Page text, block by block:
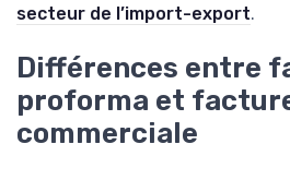
secteur de l’import-export.
Différences entre
proforma et
commerciale